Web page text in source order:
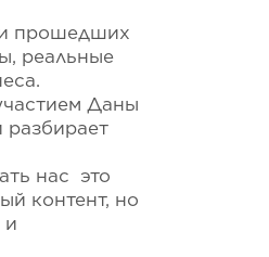
прошедших
реальные
Даны
разбирает
нас это
контент, но
и